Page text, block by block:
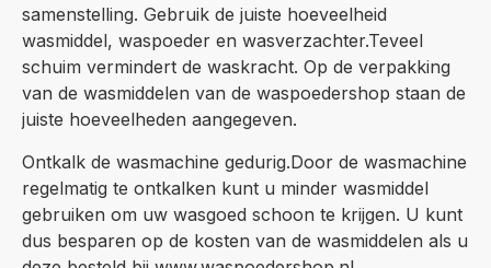
samenstelling. Gebruik de juiste hoeveelheid
wasmiddel, waspoeder en wasverzachter.Teveel
schuim vermindert de waskracht. Op de verpakking
van de wasmiddelen van de waspoedershop staan de
juiste hoeveelheden aangegeven.
Ontkalk de wasmachine gedurig.Door de wasmachine
regelmatig te ontkalken kunt u minder wasmiddel
gebruiken om uw wasgoed schoon te krijgen. U kunt
dus besparen op de kosten van de wasmiddelen als u